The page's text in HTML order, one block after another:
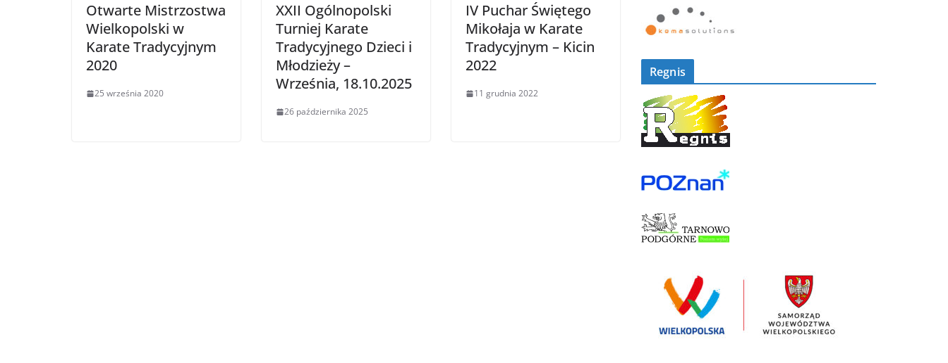
Otwarte Mistrzostwa
Wielkopolski w
Karate Tradycyjnym
2020
25 września 2020
XXII Ogólnopolski
Turniej Karate
Tradycyjnego Dzieci i
Młodzieży –
Września, 18.10.2025
26 października 2025
IV Puchar Świętego
Mikołaja w Karate
Tradycyjnym – Kicin
2022
11 grudnia 2022
Regnis